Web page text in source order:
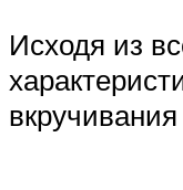
Исходя из